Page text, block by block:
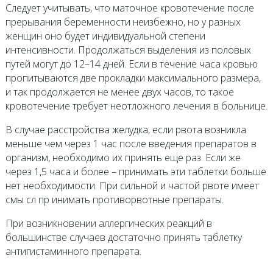
Следует учитывать, что маточное кровотечение после
прерывания беременности неизбежно, но у разных
женщин оно будет индивидуальной степени
интенсивности. Продолжаться выделения из половых
путей могут до 12–14 дней. Если в течение часа кровью
пропитываются две прокладки максимального размера,
и так продолжается не менее двух часов, то такое
кровотечение требует неотложного лечения в больнице.
В случае расстройства желудка, если рвота возникла
меньше чем через 1 час после введения препаратов в
организм, необходимо их принять еще раз. Если же
через 1,5 часа и более – принимать эти таблетки больше
нет необходимости. При сильной и частой рвоте имеет
смы сл пр инимать противорвотные препараты.
При возникновении аллергических реакций в
большинстве случаев достаточно принять таблетку
антигистаминного препарата.